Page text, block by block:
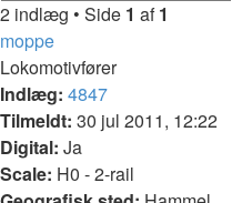
2 indlæg • Side 1 af1
moppe
Lokomotivfører
Indlæg: 4847
Tilmeldt: 30 jul 2011, 12:22
Digital: Ja
Scale: H0 - 2-rail